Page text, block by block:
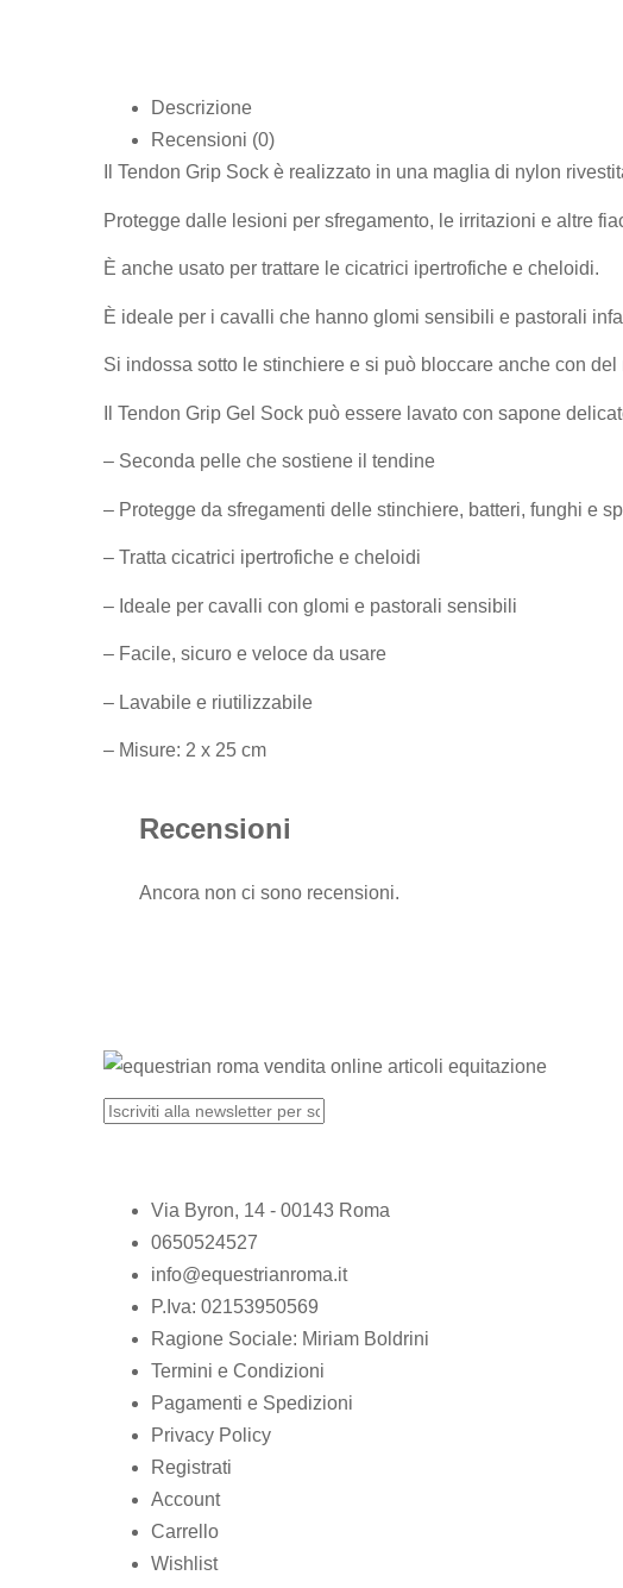
Descrizione
Recensioni (0)
Il Tendon Grip Sock è realizzato in una maglia di nylon
Protegge dalle lesioni per sfregamento, le irritazioni e altre
È anche usato per trattare le cicatrici ipertrofiche e cheloidi.
È ideale per i cavalli che hanno glomi sensibili e pastorali
Si indossa sotto le stinchiere e si può bloccare anche con
Il Tendon Grip Gel Sock può essere lavato con sapone
– Seconda pelle che sostiene il tendine
– Protegge da sfregamenti delle stinchiere, batteri, funghi e
– Tratta cicatrici ipertrofiche e cheloidi
– Ideale per cavalli con glomi e pastorali sensibili
– Facile, sicuro e veloce da usare
– Lavabile e riutilizzabile
– Misure: 2 x 25 cm
Recensioni
Ancora non ci sono recensioni.
Via Byron, 14 - 00143 Roma
0650524527
info@equestrianroma.it
P.Iva: 02153950569
Ragione Sociale: Miriam Boldrini
Termini e Condizioni
Pagamenti e Spedizioni
Privacy Policy
Registrati
Account
Carrello
Wishlist